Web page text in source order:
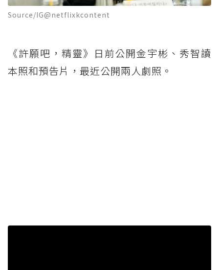
Source/IG@netflixkcontent
《許願吧，精靈》日前公開金宇彬、秀智讀
本照和預告片，最近公開兩人劇照。